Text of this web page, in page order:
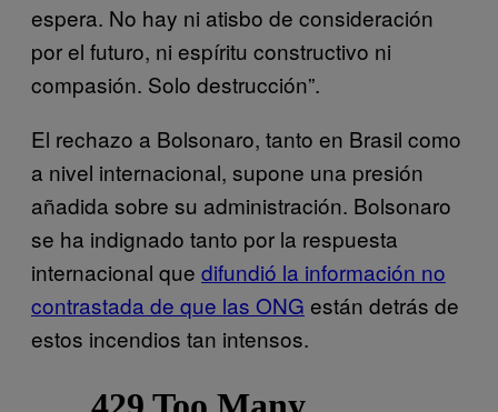
espera. No hay ni atisbo de consideración
por el futuro, ni espíritu constructivo ni
compasión. Solo destrucción”.
El rechazo a Bolsonaro, tanto en Brasil como
a nivel internacional, supone una presión
añadida sobre su administración. Bolsonaro
se ha indignado tanto por la respuesta
internacional que difundió la información no
contrastada de que las ONG están detrás de
estos incendios tan intensos.